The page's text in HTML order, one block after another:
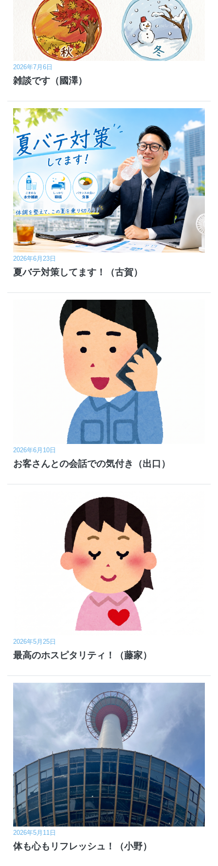
2026年7月6日
雑談です（國澤）
2026年6月23日
夏バテ対策してます！（古賀）
2026年6月10日
お客さんとの会話での気付き（出口）
2026年5月25日
最高のホスピタリティ！（藤家）
2026年5月11日
体も心もリフレッシュ！（小野）